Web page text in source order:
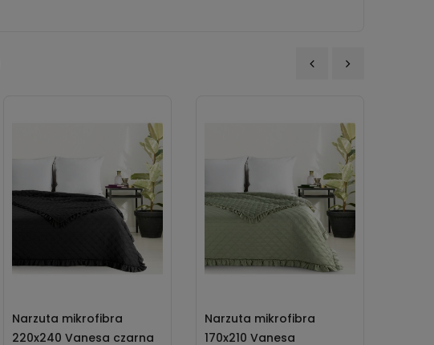
Narzuta mikrofibra
220x240 Vanesa czarna
Narzuta mikrofibra
170x210 Vanesa